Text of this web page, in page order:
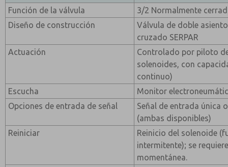
Función de la válvula
3/2 Normalmente
Diseño de construcción
Válvula de doble
cruzado SERPAR
Actuación
Controlado por piloto
solenoides, con
continuo)
Escucha
Monitor
Opciones de entrada de señal
Señal de entrada única
(ambas disponibles)
Reiniciar
Reinicio del solenoide
intermitente); se
momentánea.